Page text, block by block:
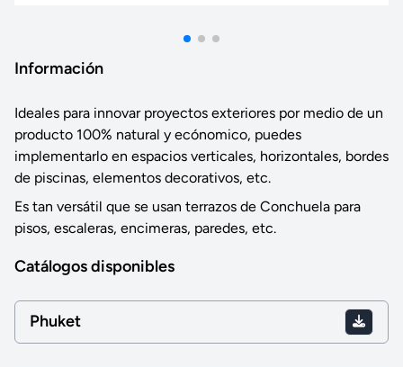
Información
Ideales para innovar proyectos exteriores por medio de un
producto 100% natural y ecónomico, puedes
implementarlo en espacios verticales, horizontales, bordes
de piscinas, elementos decorativos, etc.
Es tan versátil que se usan terrazos de Conchuela para
pisos, escaleras, encimeras, paredes, etc.
Catálogos disponibles
Phuket